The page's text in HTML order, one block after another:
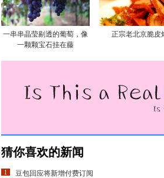
一串串晶莹剔透的葡萄，像
一颗颗宝石挂在藤
正宗老北京脆皮
猜你喜欢的新闻
豆包回应将新增付费订阅